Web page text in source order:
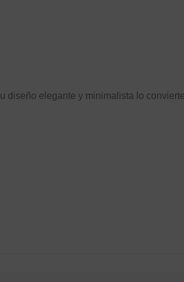
elegante y minimalista lo